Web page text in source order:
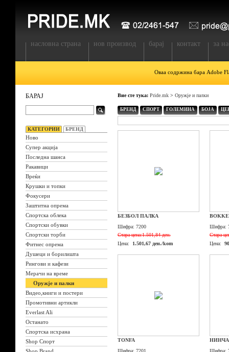
насловна страна нов производ барај контакт за
Оваа содржина бара Adobe
БАРАЈ
КАТЕГОРИИ БРЕНД
Ново
Супер акција
Последна шанса
Ракавици
Вреќи
Крушки и топки
Фокусери
Заштитна опрема
Спортска облека
Спортски обувки
Спортски торби
Фитнес опрема
Душеци и борилишта
Рингови и кафези
Мерачи на време
Оружје и палки
Видео,книги и постери
Промотивни артикли
Everlast Ali
Останато
Спортска исхрана
Shop Спорт
Вие сте тука: Pride.mk > Оружје и палки
БРЕНД СПОРТ ГОЛЕМИНА БОЈА
БЕЗБОЛ ПАЛКА
Шифра: 7200
Стара цена:1.501,84 ден.
Цена:
1.501,67 ден./kom
Шифра:
Стара
Цена:
TONFA
Шифра: 7201
Шифра: